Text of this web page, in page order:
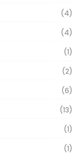
(4)
(4)
(1)
(2)
(6)
(13)
(1)
(1)